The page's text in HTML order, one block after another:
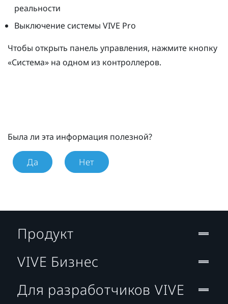
реальности
Выключение системы VIVE Pro
Чтобы открыть панель управления, нажмите кнопку
«Система» на одном из контроллеров.
Была ли эта информация полезной?
Да Нет
Продукт
VIVE Бизнес
Для разработчиков VIVE